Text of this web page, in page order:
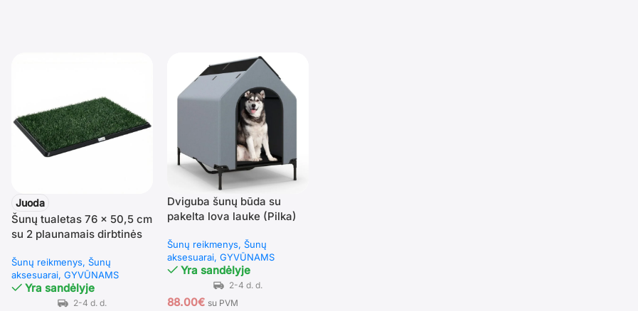
Juoda
Šunų tualetas 76 x 50,5 cm
su 2 plaunamais dirbtinės
Šunų reikmenys Šunų
aksesuarai GYVŪNAMS
Yra sandėlyje
Dviguba šunų būda su
pakelta lova lauke (Pilka)
Šunų reikmenys Šunų
aksesuarai GYVŪNAMS
Yra sandėlyje
88.00€ su PVM